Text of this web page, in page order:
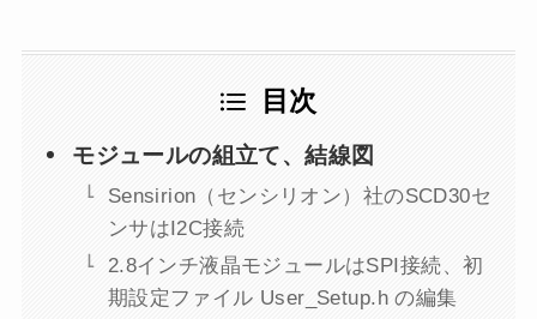
目次
モジュールの組立て、結線図
Sensirion（センシリオン）社のSCD30セ
ンサはI2C接続
2.8インチ液晶モジュールはSPI接続、初
期設定ファイル User_Setup.h の編集